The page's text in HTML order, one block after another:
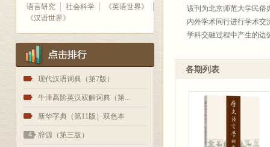
语言研究
社会科学
《英语世界》
《汉语世界》
1 现代汉语词典（第7版）
2 牛津高阶英汉双解词典（第...
3 新华字典（第11版）双色本
4 辞源（第三版）
该刊为北京师范大学民俗
内外学术同行进行学术交
学科交融过程中产生的边
各期列表